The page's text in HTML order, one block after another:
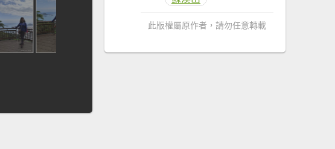
此版權屬原作者，請勿任意轉載